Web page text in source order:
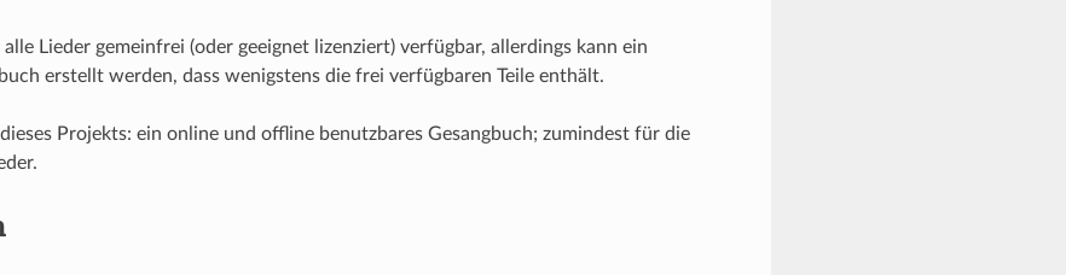
Lieder gemeinfrei (oder geeignet lizenziert) verfügbar, allerdings kann ein
erstellt werden, dass wenigstens die frei verfügbaren Teile enthält.
Projekts: ein online und offline benutzbares Gesangbuch; zumindest für die